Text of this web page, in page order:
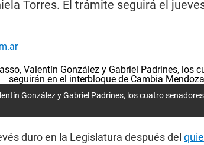
Torres. El trámite seguirá el
González y Gabriel Padrines, los cuatro
duro en la Legislatura después del